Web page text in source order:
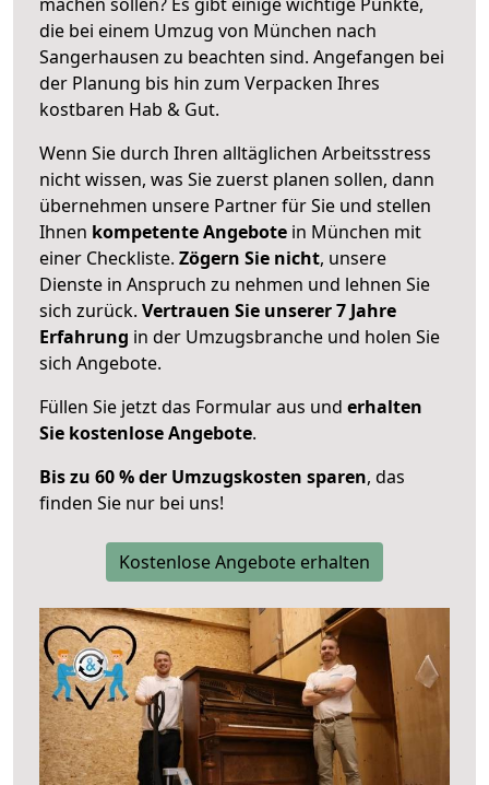
die bei einem Umzug von München nach
Sangerhausen zu beachten sind. Angefangen bei
der Planung bis hin zum Verpacken Ihres
kostbaren Hab & Gut.
Wenn Sie durch Ihren alltäglichen Arbeitsstress
nicht wissen, was Sie zuerst planen sollen, dann
übernehmen unsere Partner für Sie und stellen
Ihnen kompetente Angebote in München mit
einer Checkliste. Zögern Sie nicht, unsere
Dienste in Anspruch zu nehmen und lehnen Sie
sich zurück. Vertrauen Sie unserer 7 Jahre
Erfahrung in der Umzugsbranche und holen Sie
sich Angebote.
Füllen Sie jetzt das Formular aus und erhalten
Sie kostenlose Angebote.
Bis zu 60 % der Umzugskosten sparen, das
finden Sie nur bei uns!
Kostenlose Angebote erhalten